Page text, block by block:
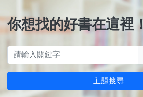
你想找的好書在這裡！
主題搜尋